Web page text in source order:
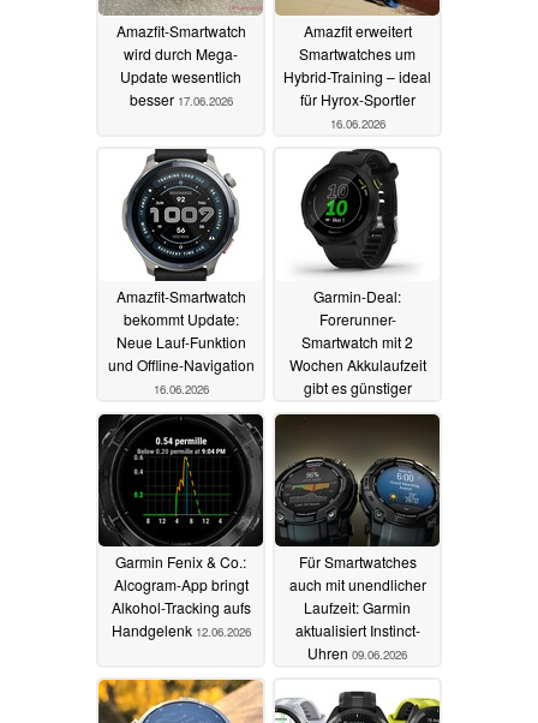
Amazfit-Smartwatch
wird durch Mega-
Update wesentlich
besser 17.06.2026
Amazfit erweitert
Smartwatches um
Hybrid-Training – ideal
für Hyrox-Sportler
16.06.2026
Amazfit-Smartwatch
bekommt Update:
Neue Lauf-Funktion
und Offline-Navigation
16.06.2026
Garmin-Deal:
Forerunner-
Smartwatch mit 2
Wochen Akkulaufzeit
gibt es günstiger
14.06.2026
Garmin Fenix & Co.:
Alcogram-App bringt
Alkohol-Tracking aufs
Handgelenk 12.06.2026
Für Smartwatches
auch mit unendlicher
Laufzeit: Garmin
aktualisiert Instinct-
Uhren 09.06.2026